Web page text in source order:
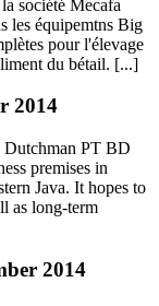
société Mecafa
les équipemtns Big
pour l'élevage
du bétail. [...]
2014
PT BD
premises in
Java. It hopes to
as long-term
2014